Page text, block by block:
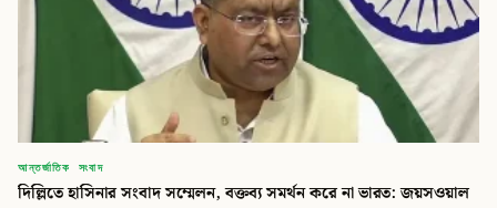
আন্তর্জাতিক সংবাদ
দিল্লিতে হাসিনার সংবাদ সম্মেলন, বক্তব্য সমর্থন করে না ভারত: জয়সওয়াল